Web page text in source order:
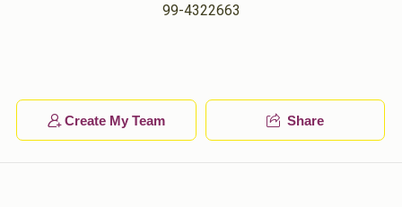
99-4322663
Create My Team Share